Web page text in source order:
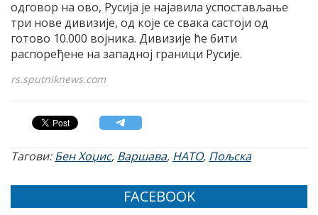
одговор на ово, Русија је најавила успостављање
три нове дивизије, од које се свака састоји од
готово 10.000 војника. Дивизије ће бити
распоређене на западној граници Русије.
rs.sputniknews.com
Тагови:Бен Хоџис, Варшава, НАТО, Пољска
FACEBOOK